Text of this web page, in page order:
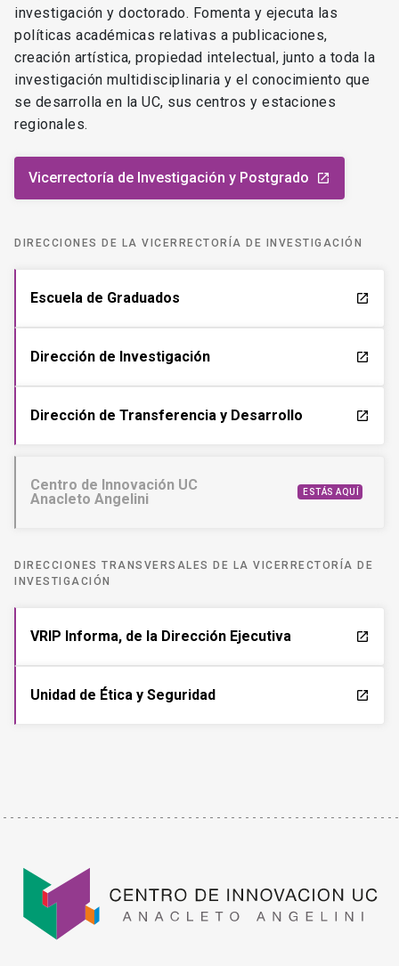
investigación y doctorado. Fomenta y ejecuta las
políticas académicas relativas a publicaciones,
creación artística, propiedad intelectual, junto a toda la
investigación multidisciplinaria y el conocimiento que
se desarrolla en la UC, sus centros y estaciones
regionales.
Vicerrectoría de Investigación y Postgrado launch
DIRECCIONES DE LA VICERRECTORÍA DE INVESTIGACIÓN
Escuela de Graduados launch
Dirección de Investigación launch
Dirección de Transferencia y Desarrollo launch
Centro de Innovación UC
Anacleto Angelini
ESTÁS AQUÍ
DIRECCIONES TRANSVERSALES DE LA VICERRECTORÍA DE
INVESTIGACIÓN
VRIP Informa, de la Dirección Ejecutiva launch
Unidad de Ética y Seguridad launch